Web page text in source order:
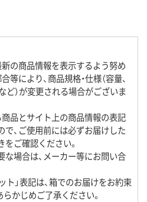
の商品情報を表示するよう努め
により、商品規格・仕様（容量、
ど）が変更される場合がございま
品とサイト上の商品情報の表記
、ご使用前には必ずお届けした
ご確認ください。
場合は、メーカー等にお問い合
ト」表記は、箱でのお届けをお約束
かじめご了承ください。